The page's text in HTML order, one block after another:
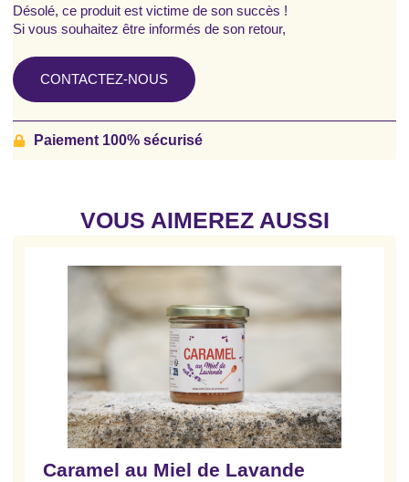
Désolé, ce produit est victime de son succès !
Si vous souhaitez être informés de son retour,
CONTACTEZ-NOUS
Paiement 100% sécurisé
VOUS AIMEREZ AUSSI
Caramel au Miel de Lavande